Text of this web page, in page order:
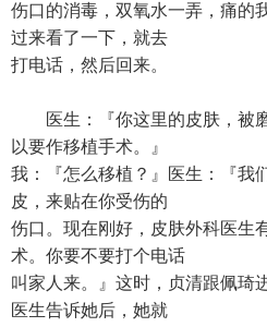
伤口的消毒，双氧水一弄，痛的
过来看了一下，就去
打电话，然后回来。
医生：『你这里的皮肤，被
以要作移植手术。』
我：『怎么移植？』医生：『我
皮，来贴在你受伤的
伤口。现在刚好，皮肤外科医生
术。你要不要打个电话
叫家人来。』这时，贞清跟佩琦
医生告诉她后，她就